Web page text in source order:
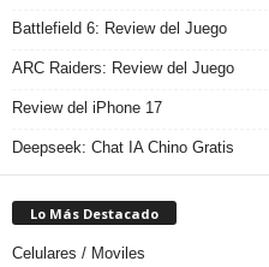
Battlefield 6: Review del Juego
ARC Raiders: Review del Juego
Review del iPhone 17
Deepseek: Chat IA Chino Gratis
Lo Más Destacado
Celulares / Moviles